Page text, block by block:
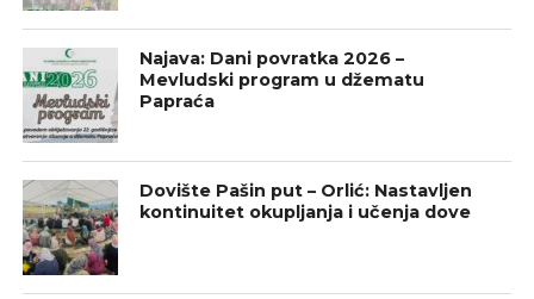
Najava: Dani povratka 2026 –
Mevludski program u džematu
Papraća
Dovište Pašin put – Orlić: Nastavljen
kontinuitet okupljanja i učenja dove